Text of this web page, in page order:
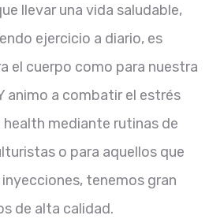
llevar una vida saludable,
ejercicio a diario, es
el cuerpo como para nuestra
animo a combatir el estrés
mediante rutinas de
o para aquellos que
tenemos gran
de alta calidad.